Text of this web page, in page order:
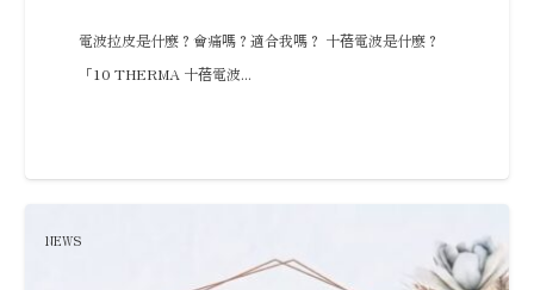
電波拉皮是什麼？會痛嗎？適合我嗎？ 十蓓電波是什麼？
「10 THERMA 十蓓電波...
NEWS